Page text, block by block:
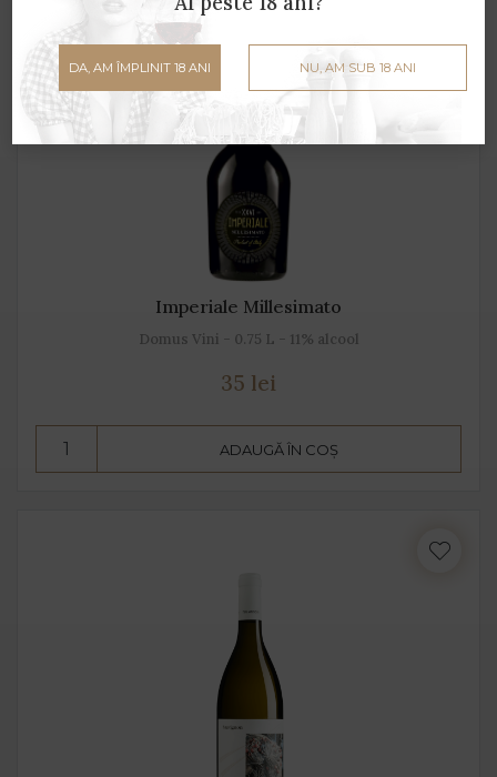
Imperiale Millesimato
Domus Vini - 0.75 L - 11% alcool
35 lei
ADAUGĂ ÎN COȘ
DA, AM ÎMPLINIT 18 ANI NU, AM SUB 18 ANI